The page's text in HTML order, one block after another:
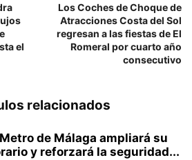
el
Los Coches de Choque de
Atracciones Costa del Sol
regresan a las fiestas de El
Romeral por cuarto año
consecutivo
relacionados
de Málaga ampliará su
y reforzará la seguridad...